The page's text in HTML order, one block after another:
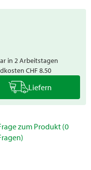
in 2 Arbeitstagen
CHF 8.50
Liefern
zum Produkt (0